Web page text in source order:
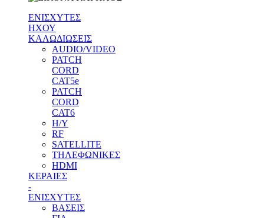
ΕΝΙΣΧΥΤΕΣ
ΗΧΟΥ
ΚΑΛΩΔΙΩΣΕΙΣ
AUDIO/VIDEO
PATCH
CORD
CAT5e
PATCH
CORD
CAT6
H/Y
RF
SATELLITE
ΤΗΛΕΦΩΝΙΚΕΣ
HDMI
ΚΕΡΑΙΕΣ
-
ENΙΣΧΥΤΕΣ
ΒΑΣΕΙΣ